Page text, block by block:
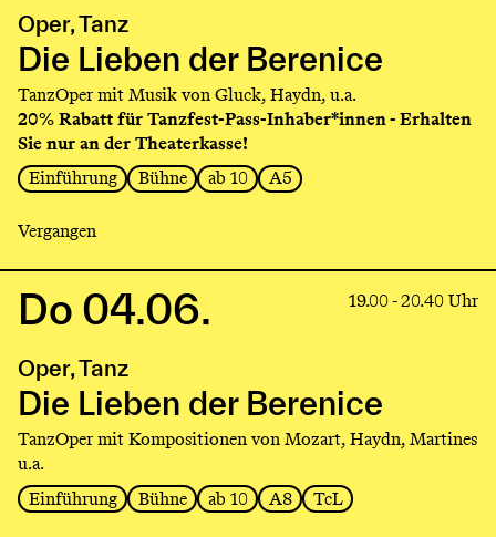
Die
Lieben
der
Berenice
Oper, Tanz
Die Lieben der Berenice
TanzOper mit Musik von Gluck, Haydn, u.a.
20% Rabatt für Tanzfest-Pass-Inhaber*innen - Erhalten
Sie nur an der Theaterkasse!
Einführung
Bühne ab 10 A5
Vergangen
Link
Die
Lieben
der
Berenice
Do 04.06. 19.00 - 20.40 Uhr
Oper, Tanz
Die Lieben der Berenice
TanzOper mit Kompositionen von Mozart, Haydn, Martines
u.a.
Einführung
Bühne ab 10 A8 TcL